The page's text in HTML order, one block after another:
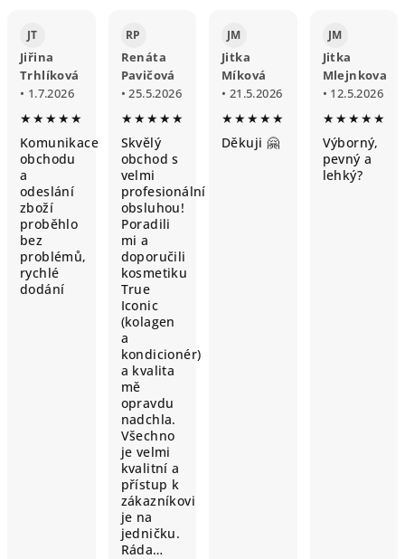
JT
Jiřina
Trhlíková
• 1.7.2026
★★★★★
Komunikace
obchodu
a
odeslání
zboží
proběhlo
bez
problémů,
rychlé
dodání
RP
Renáta
Pavičová
• 25.5.2026
★★★★★
Skvělý
obchod s
velmi
profesionální
obsluhou!
Poradili
mi a
doporučili
kosmetiku
True
Iconic
(kolagen
a
kondicionér)
a kvalita
mě
opravdu
nadchla.
Všechno
je velmi
kvalitní a
přístup k
zákazníkovi
je na
jedničku.
Ráda…
JM
Jitka
Míková
• 21.5.2026
★★★★★
Děkuji 🤗
JM
Jitka
Mlejnkova
• 12.5.2026
★★★★★
Výborný,
pevný a
lehký?